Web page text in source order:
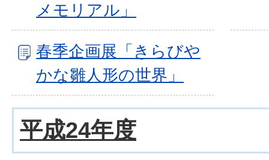
メモリアル」
春季企画展「きらびや
かな雛人形の世界」
平成24年度